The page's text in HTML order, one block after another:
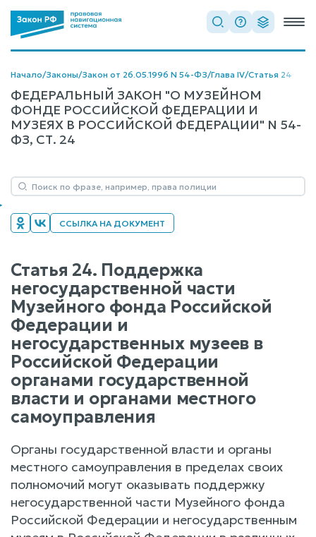
Начало/Законы/Закон от 26.05.1996 N 54-ФЗ/Глава IV/Статья 24
ФЕДЕРАЛЬНЫЙ ЗАКОН "О МУЗЕЙНОМ
ФОНДЕ РОССИЙСКОЙ ФЕДЕРАЦИИ И
МУЗЕЯХ В РОССИЙСКОЙ ФЕДЕРАЦИИ" N 54-
ФЗ, СТ. 24
ССЫЛКА НА ДОКУМЕНТ
Статья 24. Поддержка
негосударственной части
Музейного фонда Российской
Федерации и
негосударственных музеев в
Российской Федерации
органами государственной
власти и органами местного
самоуправления
Органы государственной власти и органы
местного самоуправления в пределах своих
полномочий могут оказывать поддержку
негосударственной части Музейного фонда
Российской Федерации и негосударственным